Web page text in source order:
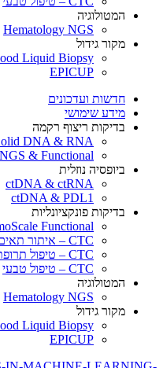
המטולוגיה
Hematology NGS
מקור גידול
Liquid Biopsy
EPICUP
חדשות ועדכונים
מידע שימושי
בדיקות ריצוף רקמה
DNA & RNA
NGS & Functional
ביופסיה נוזלית
ctDNA & ctRNA
ctDNA & PDL1
בדיקות פונקציונליות
Functional
CTC – איתור תאים
CTC – טיפול תרופתי
CTC – טיפול טבעי
המטולוגיה
Hematology NGS
מקור גידול
Liquid Biopsy
EPICUP